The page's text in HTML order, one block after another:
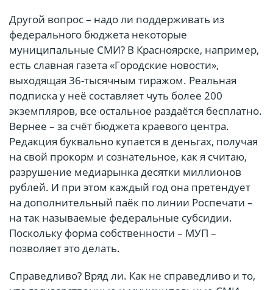
Другой вопрос – надо ли поддерживать из
федерального бюджета некоторые
муниципальные СМИ? В Красноярске, например,
есть славная газета «Городские новости»,
выходящая 36-тысячным тиражом. Реальная
подписка у неё составляет чуть более 200
экземпляров, все остальное раздаётся бесплатно.
Вернее – за счёт бюджета краевого центра.
Редакция буквально купается в деньгах, получая
на свой прокорм и сознательное, как я считаю,
разрушение медиарынка десятки миллионов
рублей. И при этом каждый год она претендует
на дополнительный паёк по линии Роспечати –
на так называемые федеральные субсидии.
Поскольку форма собственности – МУП –
позволяет это делать.
Справедливо? Вряд ли. Как не справедливо и то,